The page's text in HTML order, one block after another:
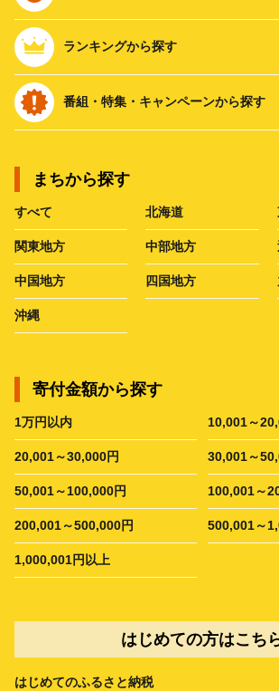
ランキングから探す
番組・特集・キャンペーンから探す
まちから探す
すべて 北海道
関東地方 中部地方
中国地方 四国地方
沖縄
寄付金額から探す
1万円以内 10,001～
20,001～30,000円 30,001～
50,001～100,000円 100,001～
200,001～500,000円 500,001～
1,000,001円以上
はじめての方はこち
はじめてのふるさと納税